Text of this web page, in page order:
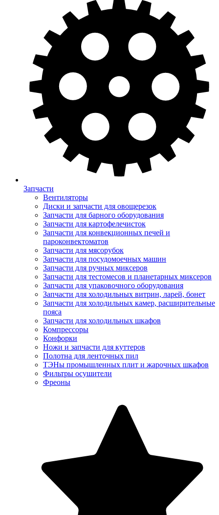
Запчасти
Вентиляторы
Диски и запчасти для овощерезок
Запчасти для барного оборудования
Запчасти для картофелечисток
Запчасти для конвекционных печей и
пароконвектоматов
Запчасти для мясорубок
Запчасти для посудомоечных машин
Запчасти для ручных миксеров
Запчасти для тестомесов и планетарных миксеров
Запчасти для упаковочного оборудования
Запчасти для холодильных витрин, ларей, бонет
Запчасти для холодильных камер, расширительные
пояса
Запчасти для холодильных шкафов
Компрессоры
Конфорки
Ножи и запчасти для куттеров
Полотна для ленточных пил
ТЭНы промышленных плит и жарочных шкафов
Фильтры осушители
Фреоны